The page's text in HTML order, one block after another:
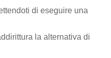
di eseguire una
la alternativa di